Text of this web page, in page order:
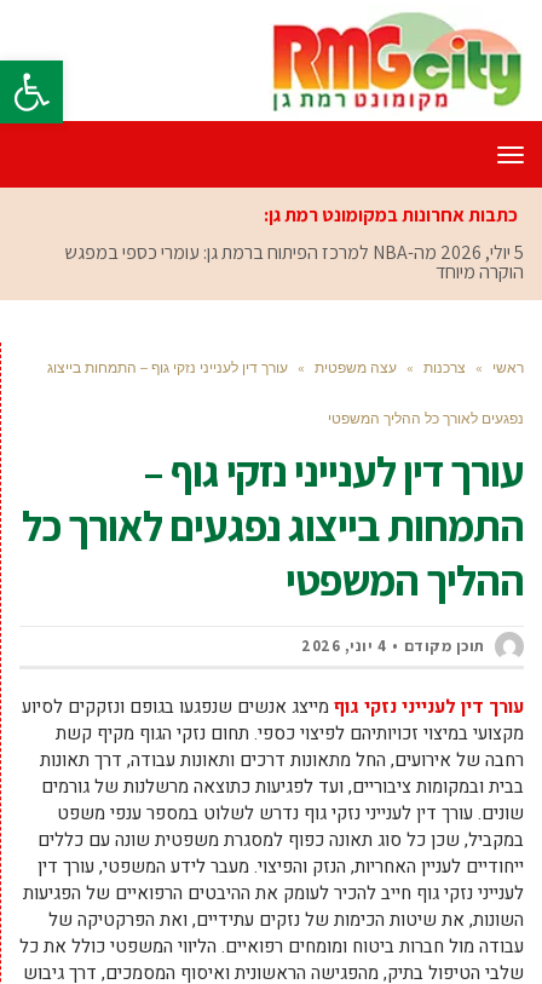
פתח
תפריט
כתבות אחרונות במקומונט רמת גן:
5 יולי, 2026
מה-NBA למרכז הפיתוח ברמת גן: עומרי כספי במפגש
הוקרה מיוחד
ראשי » צרכנות » עצה משפטית » עורך דין לענייני נזקי גוף – התמחות בייצוג
נפגעים לאורך כל ההליך המשפטי
עורך דין לענייני נזקי גוף –
התמחות בייצוג נפגעים לאורך כל
ההליך המשפטי
תוכן מקודם 4 יוני, 2026
עורך דין לענייני נזקי גוף מייצג אנשים שנפגעו בגופם ונזקקים לסיוע
מקצועי במיצוי זכויותיהם לפיצוי כספי. תחום נזקי הגוף מקיף קשת
רחבה של אירועים, החל מתאונות דרכים ותאונות עבודה, דרך תאונות
בבית ובמקומות ציבוריים, ועד לפגיעות כתוצאה מרשלנות של גורמים
שונים. עורך דין לענייני נזקי גוף נדרש לשלוט במספר ענפי משפט
במקביל, שכן כל סוג תאונה כפוף למסגרת משפטית שונה עם כללים
ייחודיים לעניין האחריות, הנזק והפיצוי. מעבר לידע המשפטי, עורך דין
לענייני נזקי גוף חייב להכיר לעומק את ההיבטים הרפואיים של הפגיעות
השונות, את שיטות הכימות של נזקים עתידיים, ואת הפרקטיקה של
עבודה מול חברות ביטוח ומומחים רפואיים. הליווי המשפטי כולל את כל
שלבי הטיפול בתיק, מהפגישה הראשונית ואיסוף המסמכים, דרך גיבוש